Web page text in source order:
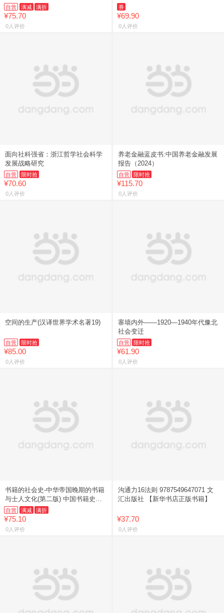
自营 满减 满折
¥75.70
0人评价
身工作 贝克作品简中首译！充分就
业和终身工作的时代
券
¥69.90
0人评价
面向社科强省：浙江哲学社会科学
发展战略研究
自营 限时抢
¥70.60
0人评价
养老金融蓝皮书:中国养老金融发展
报告（2024）
自营 限时抢
¥115.70
0人评价
空间的生产(汉译世界学术名著19)
自营 限时抢
¥85.00
0人评价
寨墙内外——1920—1940年代豫北
社会变迁
自营 限时抢
¥61.90
0人评价
书籍的社会史-中华帝国晚期的书籍
与士人文化(第二版) 中国书籍史领
域经典著作
自营 满减 满折
¥75.10
0人评价
沟通力16法则 9787549647071 文
汇出版社 【新华书店正版书籍】
¥37.70
0人评价